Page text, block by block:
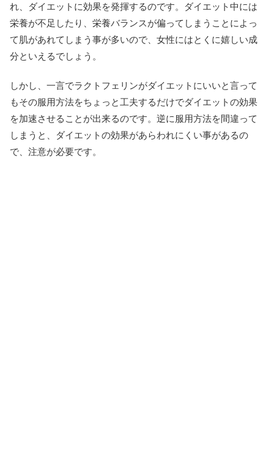
れ、ダイエットに効果を発揮するのです。ダイエット中には
栄養が不足したり、栄養バランスが偏ってしまうことによっ
て肌があれてしまう事が多いので、女性にはとくに嬉しい成
分といえるでしょう。
しかし、一言でラクトフェリンがダイエットにいいと言って
もその服用方法をちょっと工夫するだけでダイエットの効果
を加速させることが出来るのです。逆に服用方法を間違って
しまうと、ダイエットの効果があらわれにくい事があるの
で、注意が必要です。